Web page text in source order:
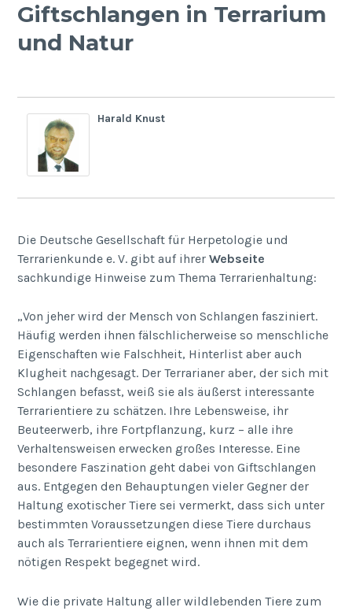
Giftschlangen in Terrarium
und Natur
Harald Knust
Die Deutsche Gesellschaft für Herpetologie und
Terrarienkunde e. V. gibt auf ihrerWebseite
sachkundige Hinweise zum Thema Terrarienhaltung:
„Von jeher wird der Mensch von Schlangen fasziniert.
Häufig werden ihnen fälschlicherweise so menschliche
Eigenschaften wie Falschheit, Hinterlist aber auch
Klugheit nachgesagt. Der Terrarianer aber, der sich mit
Schlangen befasst, weiß sie als äußerst interessante
Terrarientiere zu schätzen. Ihre Lebensweise, ihr
Beuteerwerb, ihre Fortpflanzung, kurz – alle ihre
Verhaltensweisen erwecken großes Interesse. Eine
besondere Faszination geht dabei von Giftschlangen
aus. Entgegen den Behauptungen vieler Gegner der
Haltung exotischer Tiere sei vermerkt, dass sich unter
bestimmten Voraussetzungen diese Tiere durchaus
auch als Terrarientiere eignen, wenn ihnen mit dem
nötigen Respekt begegnet wird.
Wie die private Haltung aller wildlebenden Tiere zum